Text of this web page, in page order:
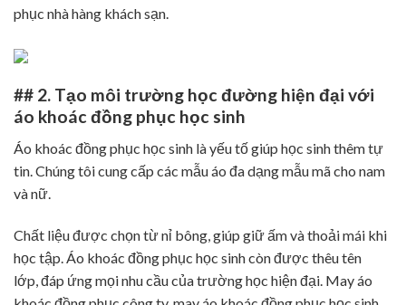
phục nhà hàng khách sạn.
## 2. Tạo môi trường học đường hiện đại với
áo khoác đồng phục học sinh
Áo khoác đồng phục học sinh là yếu tố giúp học sinh thêm tự
tin. Chúng tôi cung cấp các mẫu áo đa dạng mẫu mã cho nam
và nữ.
Chất liệu được chọn từ nỉ bông, giúp giữ ấm và thoải mái khi
học tập. Áo khoác đồng phục học sinh còn được thêu tên
lớp, đáp ứng mọi nhu cầu của trường học hiện đại. May áo